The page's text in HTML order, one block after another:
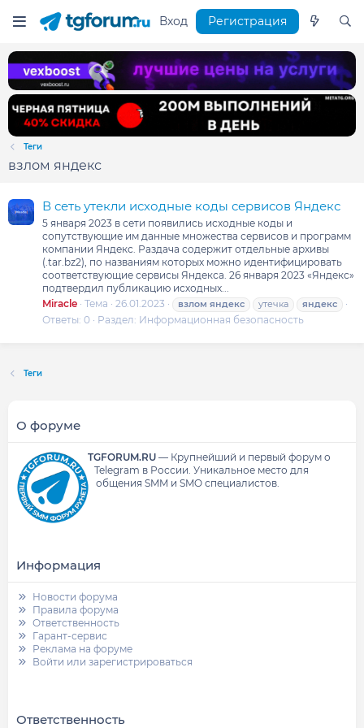
Вход Регистрация
Теги
взлом яндекс
В сеть утекли исходные коды сервисов Яндекс
5 января 2023 в сети появились исходные коды и
сопутствующие им данные множества сервисов и программ
компании Яндекс. Раздача содержит отдельные архивы
(.tar.bz2), по названиям которых можно идентифицировать
соответствующие сервисы Яндекса. 26 января 2023 «Яндекс»
подтвердил публикацию исходных...
Miracle Тема 26.01.2023 взлом яндекс утечка яндекс
Ответы: 0 Раздел: Информационная безопасность
Теги
О форуме
TGFORUM.RU— Крупнейший и первый форум о
Telegram в России. Уникальное место для
общения SMM и SMO специалистов.
Информация
Новости форума
Правила форума
Ответственность
Гарант-сервис
Реклама на форуме
Войти или зарегистрироваться
Ответственность